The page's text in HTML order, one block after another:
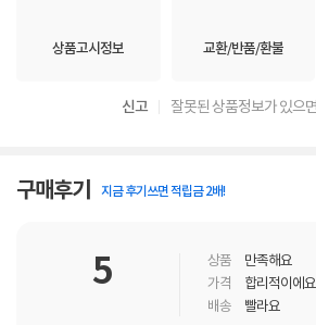
상품고시정보 교환/반품/환불
신고 잘못된 상품정보가 있으
구매후기 지금 후기쓰면 적립금 2배!
5 상품 만족해요
가격
합리적이에요
배송
빨라요